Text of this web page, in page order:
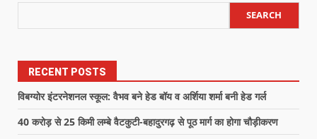
SEARCH
RECENT POSTS
विबग्योर इंटरनेशनल स्कूल: वैभव बने हेड बॉय व अर्शिया शर्मा बनी हेड गर्ल
40 करोड़ से 25 किमी लम्बे वैटकुटी-बहादुरगढ़ से पूठ मार्ग का होगा चौड़ीकरण